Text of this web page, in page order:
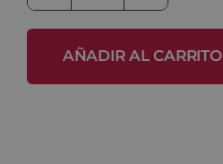
40/1-
AÑADIR AL CARRITO